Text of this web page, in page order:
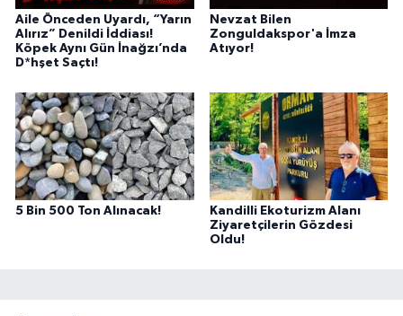
Aile Önceden Uyardı, “Yarın
Alırız” Denildi İddiası!
Köpek Aynı Gün İnağzı’nda
D*hşet Saçtı!
Nevzat Bilen
Zonguldakspor'a İmza
Atıyor!
5 Bin 500 Ton Alınacak!
Kandilli Ekoturizm Alanı
Ziyaretçilerin Gözdesi
Oldu!